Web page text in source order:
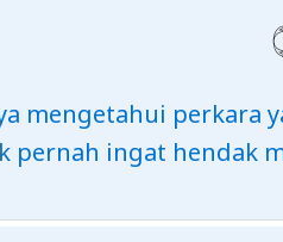
mengetahui perkara
pernah ingat hendak